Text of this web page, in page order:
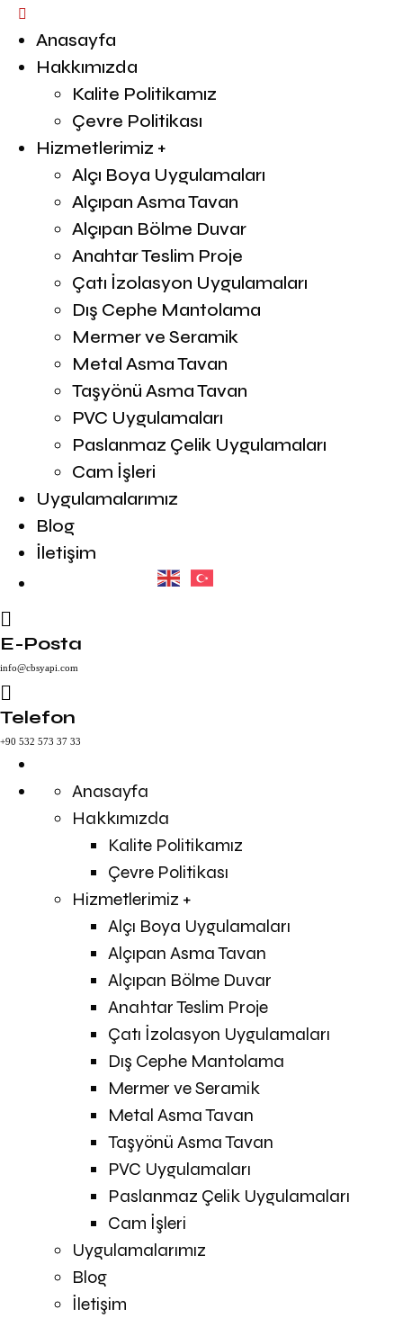
Anasayfa
Hakkımızda
Kalite Politikamız
Çevre Politikası
Hizmetlerimiz +
Alçı Boya Uygulamaları
Alçıpan Asma Tavan
Alçıpan Bölme Duvar
Anahtar Teslim Proje
Çatı İzolasyon Uygulamaları
Dış Cephe Mantolama
Mermer ve Seramik
Metal Asma Tavan
Taşyönü Asma Tavan
PVC Uygulamaları
Paslanmaz Çelik Uygulamaları
Cam İşleri
Uygulamalarımız
Blog
İletişim
E-Posta
info@cbsyapi.com
Telefon
+90 532 573 37 33
Anasayfa
Hakkımızda
Kalite Politikamız
Çevre Politikası
Hizmetlerimiz +
Alçı Boya Uygulamaları
Alçıpan Asma Tavan
Alçıpan Bölme Duvar
Anahtar Teslim Proje
Çatı İzolasyon Uygulamaları
Dış Cephe Mantolama
Mermer ve Seramik
Metal Asma Tavan
Taşyönü Asma Tavan
PVC Uygulamaları
Paslanmaz Çelik Uygulamaları
Cam İşleri
Uygulamalarımız
Blog
İletişim